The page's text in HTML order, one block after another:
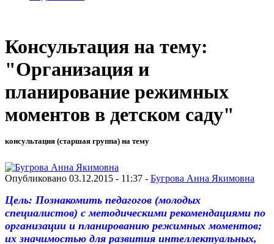
Консультация на тему:
"Организация и
планирование режимных
моментов в детском саду"
консультация (старшая группа) на тему
Опубликовано 03.12.2015 - 11:37 - Бугрова Анна Якимовна
Цель: Познакомить педагогов (молодых
специалистов) с методическими рекомендациями по
организации и планированию режимных моментов;
их значимостью для развития интеллектуальных,